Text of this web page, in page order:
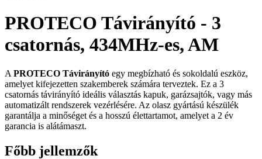
PROTECO Távirányító - 3
csatornás, 434MHz-es, AM
A PROTECO Távirányító egy megbízható és sokoldalú eszköz,
amelyet kifejezetten szakemberek számára terveztek. Ez a 3
csatornás távirányító ideális választás kapuk, garázsajtók, vagy más
automatizált rendszerek vezérlésére. Az olasz gyártású készülék
garantálja a minőséget és a hosszú élettartamot, amelyet a 2 év
garancia is alátámaszt.
Főbb jellemzők